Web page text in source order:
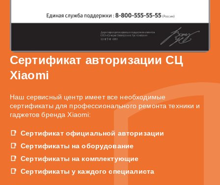
Сертификат авторизации СЦ
Xiaomi
Наш сервисный центр имеет все необходимые
сертификаты для профессионального ремонта техники и
гаджетов бренда Xiaomi:
Сертификат официальной авторизации
Сертификаты на оборудование
Сертификаты на комплектующие
Сертификаты у каждого специалиста